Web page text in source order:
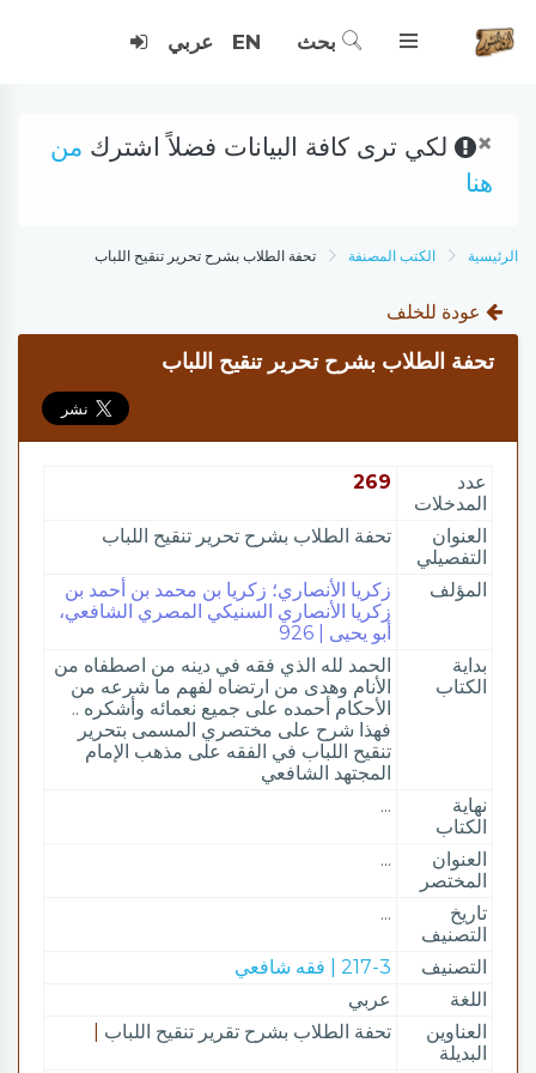
بحث EN عربي
× لكي ترى كافة البيانات فضلاً اشترك من
هنا
الرئيسية الكتب المصنفة تحفة الطلاب بشرح تحرير تنقيح اللباب
عودة للخلف
تحفة الطلاب بشرح تحرير تنقيح اللباب
عدد
المدخلات
269
العنوان
التفصيلي
تحفة الطلاب بشرح تحرير تنقيح اللباب
المؤلف
زكريا الأنصاري؛ زكريا بن محمد بن أحمد بن
زكريا الأنصاري السنيكي المصري الشافعي،
أبو يحيى | 926
بداية
الكتاب
الحمد لله الذي فقه في دينه من اصطفاه من
الأنام وهدى من ارتضاه لفهم ما شرعه من
الأحكام أحمده على جميع نعمائه وأشكره ..
فهذا شرح على مختصري المسمى بتحرير
تنقيح اللباب في الفقه على مذهب الإمام
المجتهد الشافعي
نهاية
الكتاب
...
العنوان
المختصر
...
تاريخ
التصنيف
...
التصنيف
217-3 | فقه شافعي
اللغة
عربي
العناوين
البديلة
تحفة الطلاب بشرح تقرير تنقيح اللباب